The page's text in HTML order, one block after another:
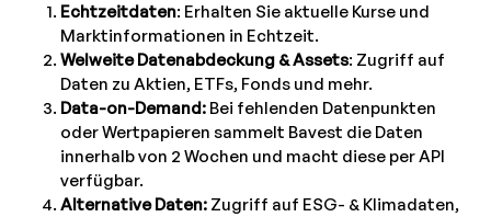
Echtzeitdaten: Erhalten Sie aktuelle Kurse und
Marktinformationen in Echtzeit.
Welweite Datenabdeckung & Assets: Zugriff auf
Daten zu Aktien, ETFs, Fonds und mehr.
Data-on-Demand: Bei fehlenden Datenpunkten
oder Wertpapieren sammelt Bavest die Daten
innerhalb von 2 Wochen und macht diese per API
verfügbar.
Alternative Daten: Zugriff auf ESG- & Klimadaten,